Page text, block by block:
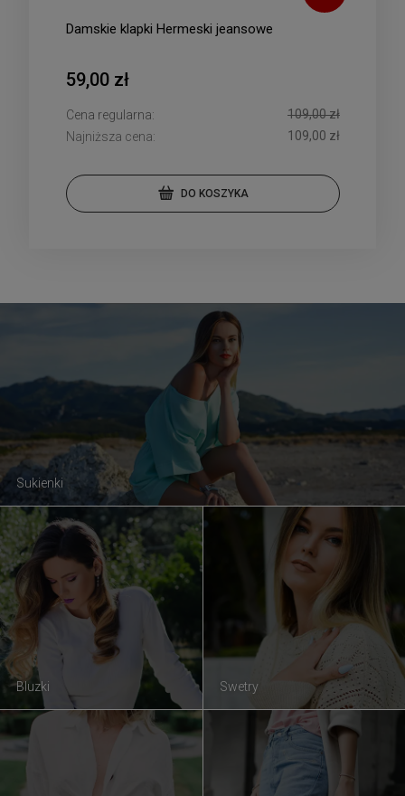
Damskie klapki Hermeski jeansowe
59,00 zł
Cena regularna:
109,00 zł
Najniższa cena:
109,00 zł
DO KOSZYKA
Sukienki
Bluzki Swetry